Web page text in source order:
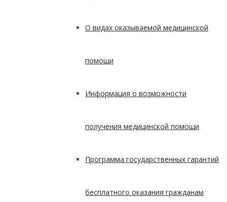
О видах оказываемой медицинской
помощи
Информация о возможности
получения медицинской помощи
Программа государственных гарантий
бесплатного оказания гражданам